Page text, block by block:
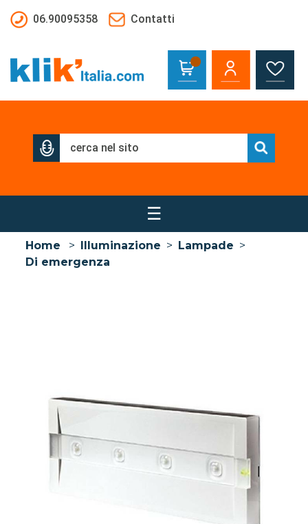
06.90095358
Contatti
☰
Home > Illuminazione > Lampade >
Di emergenza